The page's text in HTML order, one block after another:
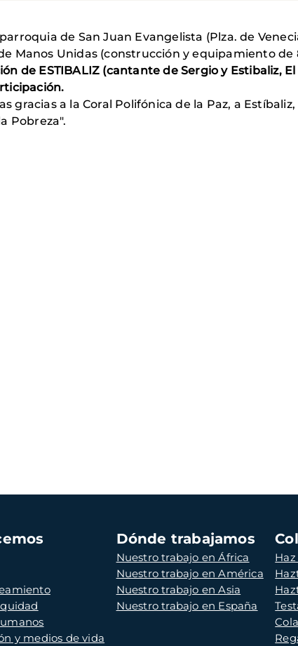
de San Juan Evangelista (Plza. de
Manos Unidas (construcción y equipamiento de
de ESTIBALIZ (cantante de Sergio y Estibaliz,
gracias a la Coral Polifónica de la Paz, a
Pobreza".
y medios de vida
Dónde trabajamos
Nuestro trabajo en África
Nuestro trabajo en América
Nuestro trabajo en Asia
Nuestro trabajo en España